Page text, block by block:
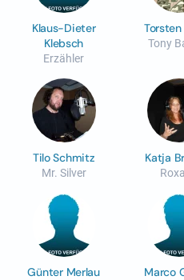
Klaus-Dieter
Klebsch
Erzähler
Torsten
Tony
Tilo Schmitz
Mr. Silver
Katja
Günter Merlau Marco